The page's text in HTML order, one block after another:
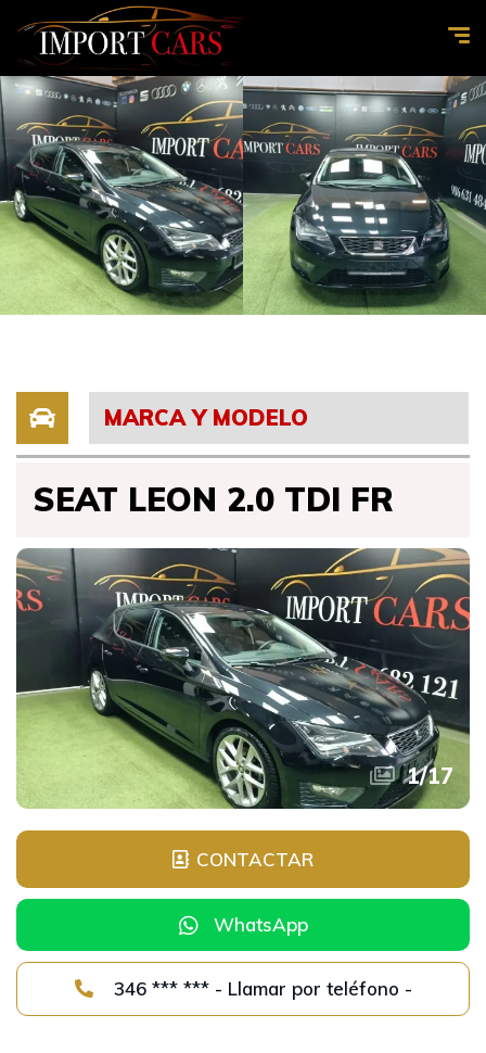
MARCA Y MODELO
SEAT LEON 2.0 TDI FR
1/17
CONTACTAR
WhatsApp
346 *** *** - Llamar por teléfono -